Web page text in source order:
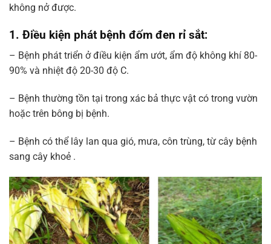
không nở được.
1. Điều kiện phát bệnh đốm đen rỉ sắt:
– Bệnh phát triển ở điều kiện ẩm ướt, ẩm độ không khí 80-
90% và nhiệt độ 20-30 độ C.
– Bệnh thường tồn tại trong xác bả thực vật có trong vườn
hoặc trên bông bị bệnh.
– Bệnh có thể lây lan qua gió, mưa, côn trùng, từ cây bệnh
sang cây khoẻ .